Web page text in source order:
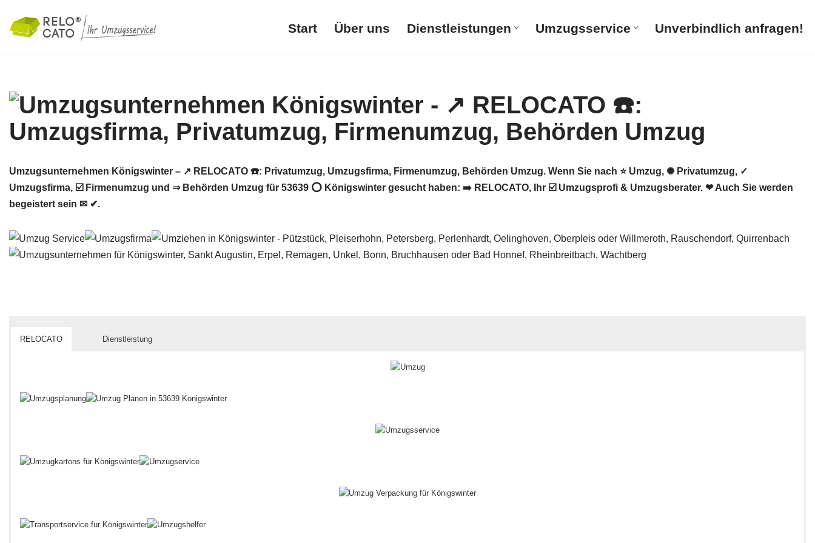
Zum
Start Über uns Dienstleistungen Umzugsservice Unverbindlich anfragen!
Umzugsunternehmen Königswinter – ↗️ RELOCATO ☎️: Privatumzug, Umzugsfirma, Firmenumzug, Behörden Umzug. Wenn Sie nach ⭐ Umzug, ✺ Privatumzug, ✓
Umzugsfirma, ☑️ Firmenumzug und ⇒ Behörden Umzug für 53639 ⭕ Königswinter gesucht haben: ➡️ RELOCATO, Ihr ☑️ Umzugsprofi & Umzugsberater. ❤ Auch Sie werden
begeistert sein ✉ ✔.
RELOCATO Dienstleistung